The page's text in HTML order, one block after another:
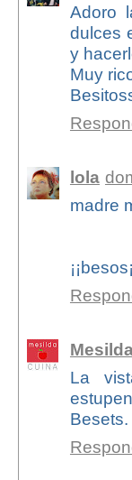
Adoro
dulces
y
Muy
lola
madre
La
Besets.